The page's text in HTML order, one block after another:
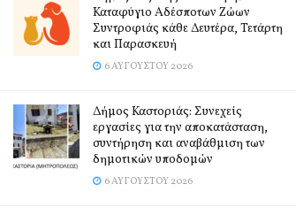
Καταφύγιο Αδέσποτων Ζώων
Συντροφιάς κάθε Δευτέρα, Τετάρτη
και Παρασκευή
6 ΑΥΓΟΎΣΤΟΥ 2026
Δήμος Καστοριάς: Συνεχείς
εργασίες για την αποκατάσταση,
συντήρηση και αναβάθμιση των
δημοτικών υποδομών
6 ΑΥΓΟΎΣΤΟΥ 2026